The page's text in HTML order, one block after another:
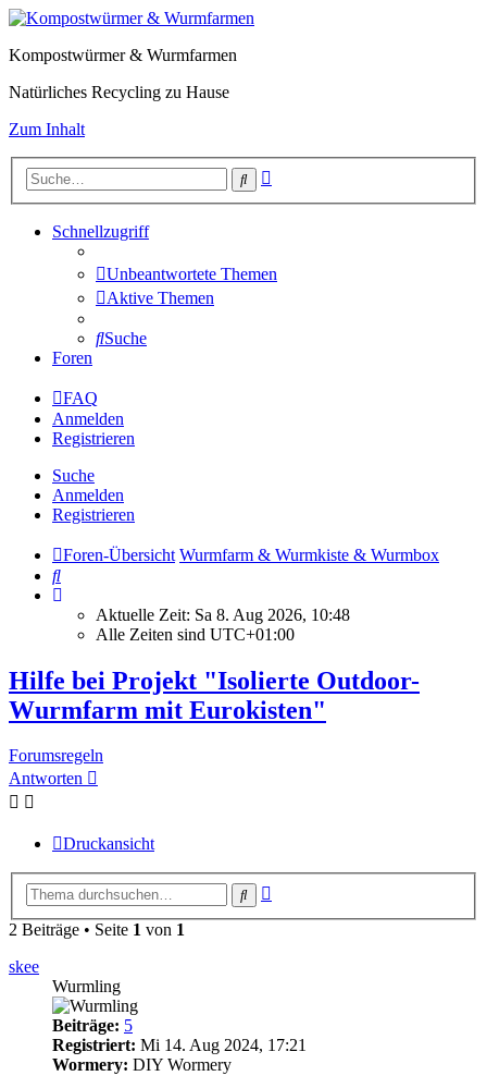
Kompostwürmer & Wurmfarmen
Natürliches Recycling zu Hause
Zum Inhalt
Suche
Schnellzugriff
Unbeantwortete Themen
Aktive Themen
Suche
Foren
FAQ
Anmelden
Registrieren
Suche
Anmelden
Registrieren
Foren-Übersicht Wurmfarm & Wurmkiste & Wurmbox
Suche
Aktuelle Zeit: Sa 8. Aug 2026, 10:48
Alle Zeiten sind UTC+01:00
Hilfe bei Projekt "Isolierte Outdoor-
Wurmfarm mit Eurokisten"
Forumsregeln
Antworten
Druckansicht
Suche
2 Beiträge • Seite 1 von 1
skee
Wurmling
Beiträge: 5
Registriert: Mi 14. Aug 2024, 17:21
Wormery: DIY Wormery